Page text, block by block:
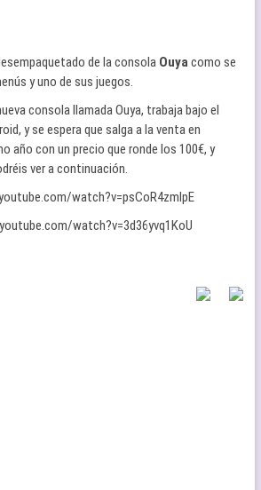
de la consola Ouyacomo se
y uno de sus juegos.
consola llamada Ouya, trabaja bajo el
y se espera que salga a la venta en
año con un precio que ronde los 100€, y
ver a continuación.
watch?v=psCoR4zmIpE
watch?v=3d36yvq1KoU